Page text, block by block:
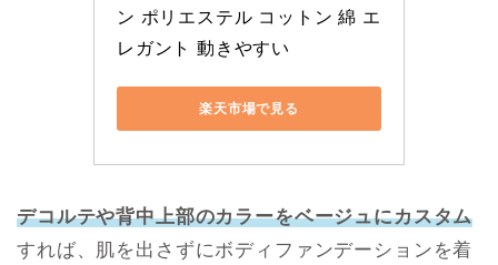
ン ポリエステル コットン 綿 エ
レガント 動きやすい
楽天市場で見る
デコルテや背中上部のカラーをベージュにカスタム
すれば、肌を出さずにボディファンデーションを着